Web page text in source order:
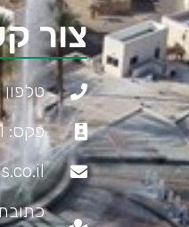
צור
טלפון 08-8526662
פקס: 08-8568631